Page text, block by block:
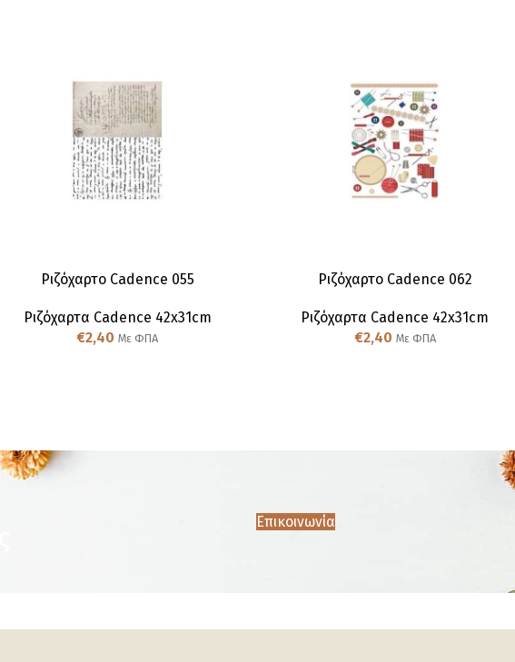
Ριζόχαρτο Cadence 055
Ριζόχαρτα Cadence 42x31cm
€2,40 Με ΦΠΑ
Ριζόχαρτο Cadence 062
Ριζόχαρτα Cadence 42x31cm
€2,40 Με ΦΠΑ
Επικοινωνία